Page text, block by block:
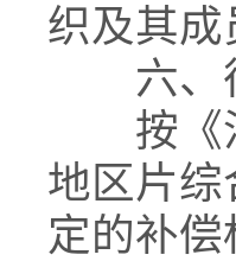
织及其
六、征
按《汕
地区片综
定的补偿